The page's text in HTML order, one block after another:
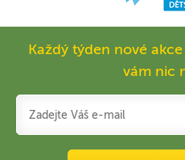
Každý týden nové
vám nic